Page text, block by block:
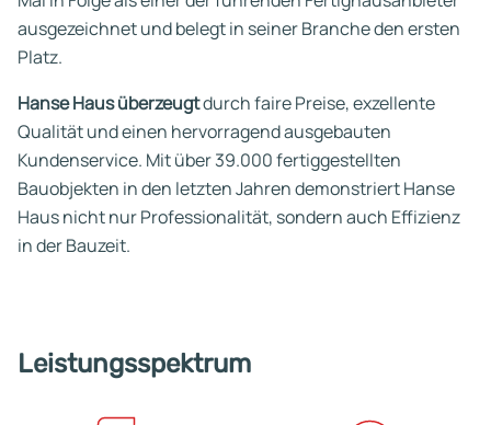
ausgezeichnet und belegt in seiner Branche den ersten
Platz.
Hanse Haus überzeugtdurch faire Preise, exzellente
Qualität und einen hervorragend ausgebauten
Kundenservice. Mit über 39.000 fertiggestellten
Bauobjekten in den letzten Jahren demonstriert Hanse
Haus nicht nur Professionalität, sondern auch Effizienz
in der Bauzeit.
Leistungsspektrum